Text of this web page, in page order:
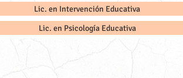
Lic. en Intervención Educativa
Lic. en Psicología Educativa